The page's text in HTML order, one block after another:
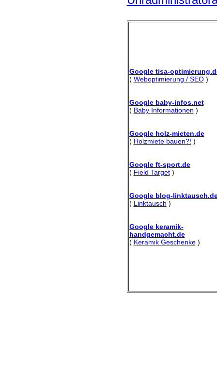
Google tisa-
( Weboptimierung / SEO)
Google baby-infos.net
( Baby Informationen )
Google holz-mieten.de
( Holzmiete bauen?! )
Google ft-sport.de
( Field Target)
Google blog-
( Linktausch )
Google keramik-
handgemacht.de
( Keramik Geschenke)